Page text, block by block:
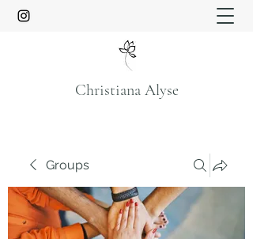
Christiana Alyse
Groups